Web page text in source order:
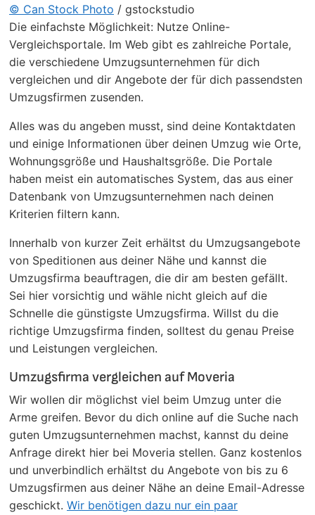
© Can Stock Photo / gstockstudio
Die einfachste Möglichkeit: Nutze Online-
Vergleichsportale. Im Web gibt es zahlreiche Portale,
die verschiedene Umzugsunternehmen für dich
vergleichen und dir Angebote der für dich passendsten
Umzugsfirmen zusenden.
Alles was du angeben musst, sind deine Kontaktdaten
und einige Informationen über deinen Umzug wie Orte,
Wohnungsgröße und Haushaltsgröße. Die Portale
haben meist ein automatisches System, das aus einer
Datenbank von Umzugsunternehmen nach deinen
Kriterien filtern kann.
Innerhalb von kurzer Zeit erhältst du Umzugsangebote
von Speditionen aus deiner Nähe und kannst die
Umzugsfirma beauftragen, die dir am besten gefällt.
Sei hier vorsichtig und wähle nicht gleich auf die
Schnelle die günstigste Umzugsfirma. Willst du die
richtige Umzugsfirma finden, solltest du genau Preise
und Leistungen vergleichen.
Umzugsfirma vergleichen auf Moveria
Wir wollen dir möglichst viel beim Umzug unter die
Arme greifen. Bevor du dich online auf die Suche nach
guten Umzugsunternehmen machst, kannst du deine
Anfrage direkt hier bei Moveria stellen. Ganz kostenlos
und unverbindlich erhältst du Angebote von bis zu 6
Umzugsfirmen aus deiner Nähe an deine Email-Adresse
geschickt. Wir benötigen dazu nur ein paar